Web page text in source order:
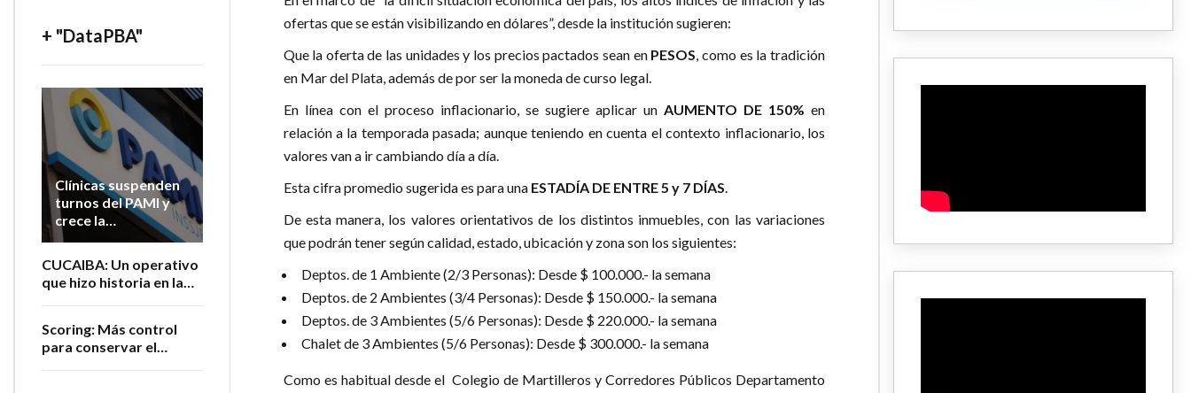
+ "DataPBA"
Clínicas suspenden
turnos del PAMI y
crece la
preocupación por la
jubilados
CUCAIBA: Un operativo
que hizo historia en la
Scoring: Más control
para conservar el
ofertas que se están visibilizando en dólares”, desde la institución sugieren:
Que la oferta de las unidades y los precios pactados sean en PESOS, como es la tradición
en Mar del Plata, además de por ser la moneda de curso legal.
En línea con el proceso inflacionario, se sugiere aplicar un AUMENTO DE 150% en
relación a la temporada pasada; aunque teniendo en cuenta el contexto inflacionario, los
valores van a ir cambiando día a día.
Esta cifra promedio sugerida es para una ESTADÍA DE ENTRE 5 y 7 DÍAS.
De esta manera, los valores orientativos de los distintos inmuebles, con las variaciones
que podrán tener según calidad, estado, ubicación y zona son los siguientes:
Deptos. de 1 Ambiente (2/3 Personas): Desde $ 100.000.- la semana
Deptos. de 2 Ambientes (3/4 Personas): Desde $ 150.000.- la semana
Deptos. de 3 Ambientes (5/6 Personas): Desde $ 220.000.- la semana
Chalet de 3 Ambientes (5/6 Personas): Desde $ 300.000.- la semana
Como es habitual desde el Colegio de Martilleros y Corredores Públicos Departamento